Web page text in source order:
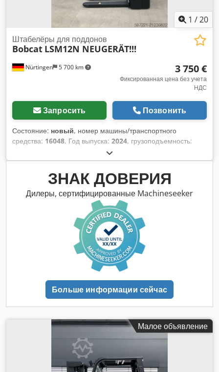
1 /20
Nürtingen 5 700 km
Штабелёры для поддонов
Bobcat LSM12N NEUGERÄT!!!
3 750 €
Фиксированная цена без учета
НДС
Запросить Позвонить
Состояние: новый, номер машины/транспортного
средства: 16048, Год выпуска: 2024, грузоподъемность:
3 200 мм
600 мм, тип топлива:электрический, тип мачты:
, строительная высота:2 080 мм, напряжение
аккумулятора: 24 V, длина вил:1 150 мм, общий вес:
, 5076939 Серийный номер: OBWNL-002740 Chedpfx
Alsykc Rre Iea Характеристики аккумулятора: 24 В, 60 Ач.
ЗНАК ДОВЕРИЯ
Дилеры, сертифицированные Machineseeker
Больше информации сейчас
Малое объявление